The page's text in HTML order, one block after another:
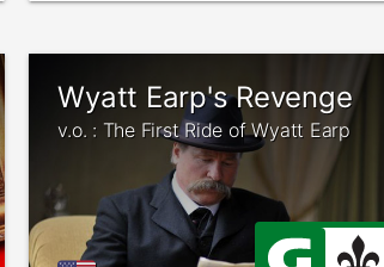
Wyatt Earp's Revenge
v.o. : The First Ride of Wyatt Earp